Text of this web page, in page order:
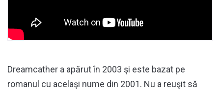
Dreamcather a apărut în 2003 şi este bazat pe
romanul cu acelaşi nume din 2001. Nu a reuşit să